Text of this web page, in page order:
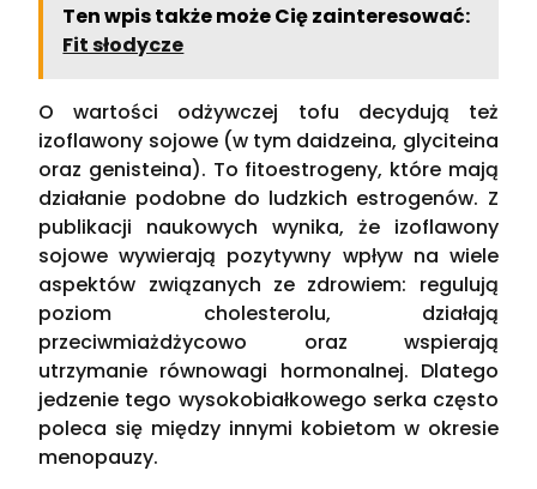
Ten wpis także może Cię zainteresować:
Fit słodycze
O wartości odżywczej tofu decydują też
izoflawony sojowe (w tym daidzeina, glyciteina
oraz genisteina). To fitoestrogeny, które mają
działanie podobne do ludzkich estrogenów. Z
publikacji naukowych wynika, że izoflawony
sojowe wywierają pozytywny wpływ na wiele
aspektów związanych ze zdrowiem: regulują
poziom cholesterolu, działają
przeciwmiażdżycowo oraz wspierają
utrzymanie równowagi hormonalnej. Dlatego
jedzenie tego wysokobiałkowego serka często
poleca się między innymi kobietom w okresie
menopauzy.